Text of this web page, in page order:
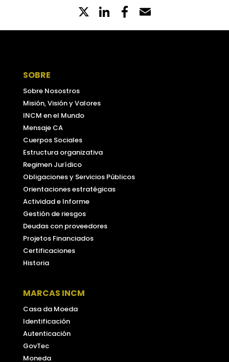
X LinkedIn
Partilhe
no
SOBRE
Sobre Nosostros
Misión, Visión y Valores
INCM en el Mundo
Mensaje CA
Cuerpos Sociales
Estructura organizativa
Regimen Jurídico
Obligaciones y Servicios Públicos
Orientaciones estratégicas
Actividad e Informe
Gestión de riesgos
Deudas con proveedores
Projetos Financiados
Certificaciones
Historia
MARCAS INCM
Casa da Moeda
Identificación
Autenticación
GovTec
Moneda